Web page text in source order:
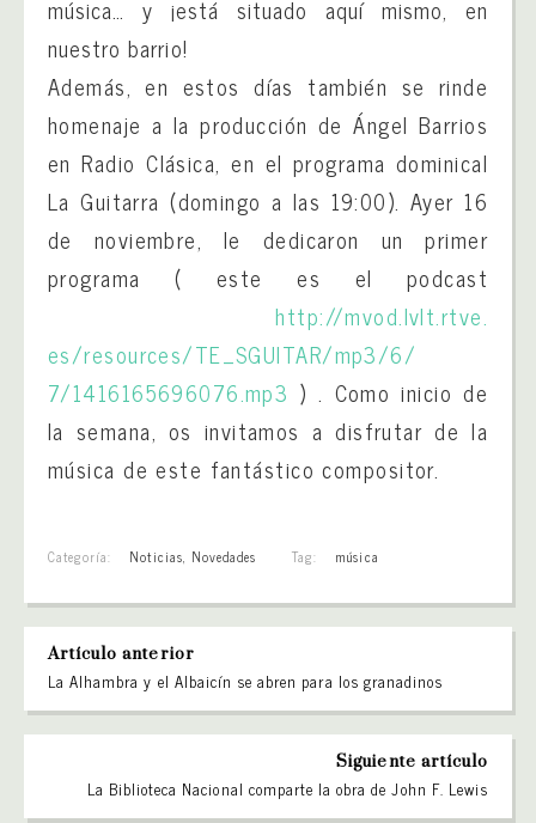
música… y ¡está situado aquí mismo, en
nuestro barrio!
Además, en estos días también se rinde
homenaje a la producción de Ángel Barrios
en Radio Clásica, en el programa dominical
La Guitarra (domingo a las 19:00). Ayer 16
de noviembre, le dedicaron un primer
programa ( este es el podcast
http://mvod.lvlt.rtve.
es/resources/TE_SGUITAR/mp3/6/
7/1416165696076.mp3 ) . Como inicio de
la semana, os invitamos a disfrutar de la
música de este fantástico compositor.
Categoría: Noticias, Novedades Tag: música
Artículo anterior
La Alhambra y el Albaicín se abren para los granadinos
Siguiente artículo
La Biblioteca Nacional comparte la obra de John F. Lewis